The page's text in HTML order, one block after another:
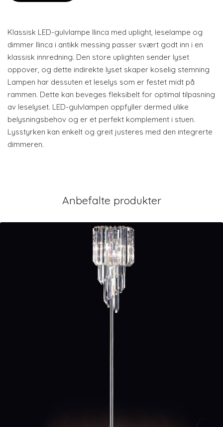
Klassisk LED-gulvlampe Ilinca med uplight, leselampe og
dimmer Ilinca i antikk messing passer svært godt inn i en
klassisk innredning. Den store uplighten sender lyset
oppover, og dette indirekte lyset skaper koselig stemning
Lampen har dessuten et leselys som er festet midt på
rammen. Dette kan beveges fleksibelt for optimal tilpasning
av leselyset. LED-gulvlampen oppfyller dermed ulike
belysningsbehov og er et perfekt komplement i stuen.
Lysstyrken kan enkelt og greit justeres med den integrerte
dimmeren.
Anbefalte produkter